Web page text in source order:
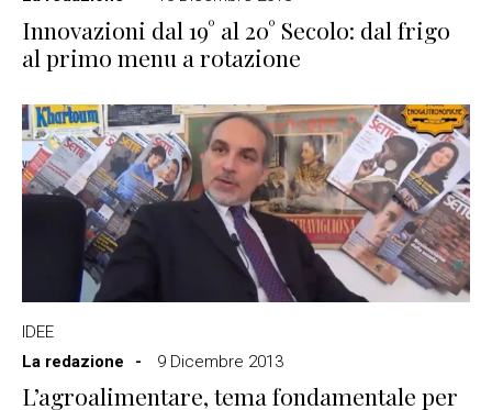
Innovazioni dal 19° al 20° Secolo: dal frigo
al primo menu a rotazione
IDEE
La redazione
9 Dicembre 2013
L’agroalimentare, tema fondamentale per